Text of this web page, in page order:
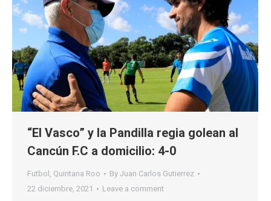
“El Vasco” y la Pandilla regia golean al
Cancún F.C a domicilio: 4-0
Futbol , Quintana Roo By Juan Carlos Gutierrez
22 diciembre, 2021
Leave a comment